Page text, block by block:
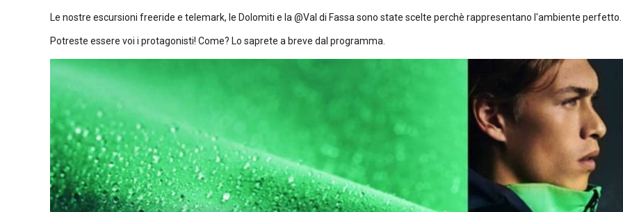
Le nostre escursioni freeride e telemark, le Dolomiti e la @Val di Fassa sono state scelte perchè rappresentano l'ambiente perfetto.
Potreste essere voi i protagonisti! Come? Lo saprete a breve dal programma.